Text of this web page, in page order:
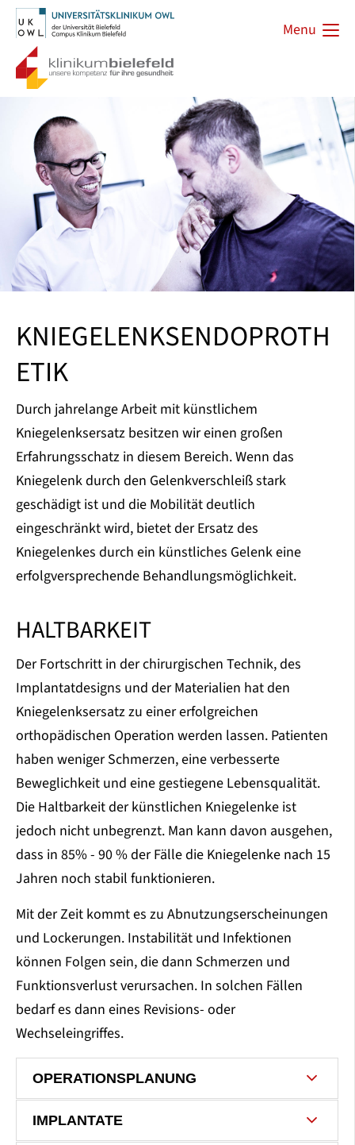
Menu
KNIEGELENKSENDOPROTH
ETIK
Durch jahrelange Arbeit mit künstlichem
Kniegelenksersatz besitzen wir einen großen
Erfahrungsschatz in diesem Bereich. Wenn das
Kniegelenk durch den Gelenkverschleiß stark
geschädigt ist und die Mobilität deutlich
eingeschränkt wird, bietet der Ersatz des
Kniegelenkes durch ein künstliches Gelenk eine
erfolgversprechende Behandlungsmöglichkeit.
HALTBARKEIT
Der Fortschritt in der chirurgischen Technik, des
Implantatdesigns und der Materialien hat den
Kniegelenksersatz zu einer erfolgreichen
orthopädischen Operation werden lassen. Patienten
haben weniger Schmerzen, eine verbesserte
Beweglichkeit und eine gestiegene Lebensqualität.
Die Haltbarkeit der künstlichen Kniegelenke ist
jedoch nicht unbegrenzt. Man kann davon ausgehen,
dass in 85% - 90 % der Fälle die Kniegelenke nach 15
Jahren noch stabil funktionieren.
Mit der Zeit kommt es zu Abnutzungserscheinungen
und Lockerungen. Instabilität und Infektionen
können Folgen sein, die dann Schmerzen und
Funktionsverlust verursachen. In solchen Fällen
bedarf es dann eines Revisions- oder
Wechseleingriffes.
OPERATIONSPLANUNG
IMPLANTATE